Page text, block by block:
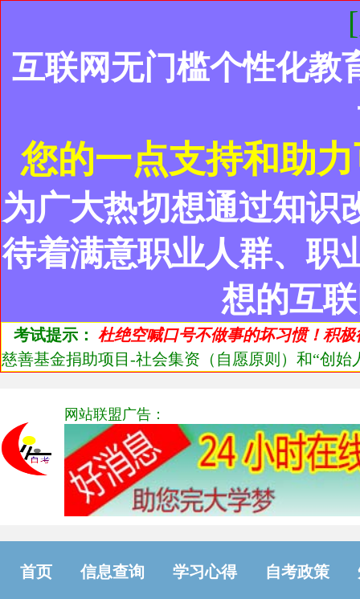
互联网无门槛个性化教
您的一点支持和助
为广大热切想通过知识
待着满意职业人群、职
想的互
考试提示： 杜绝空喊口号不做事的坏习惯！积
慈善基金捐助项目-社会集资（自愿原则）和“创
网站联盟广告：
首页 信息查询 学习心得 自考政策